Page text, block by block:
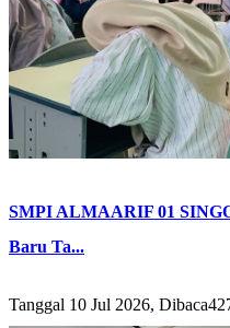
SMPI ALMAARIF 01
Baru Ta...
Tanggal 10 Jul 2026,